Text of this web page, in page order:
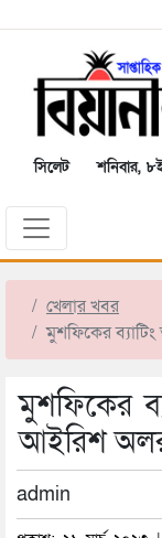
সিলেট শনিবার,
খেলার খবর
মুশফিকের
মুশফিকের
আইরিশ
admin